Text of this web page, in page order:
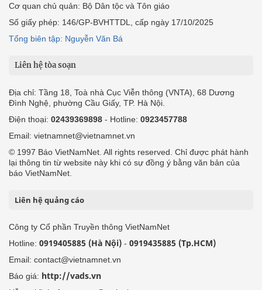
Cơ quan chủ quản: Bộ Dân tộc và Tôn giáo
Số giấy phép: 146/GP-BVHTTDL, cấp ngày 17/10/2025
Tổng biên tập: Nguyễn Văn Bá
Liên hệ tòa soạn
Địa chỉ: Tầng 18, Toà nhà Cục Viễn thông (VNTA), 68 Dương
Đình Nghệ, phường Cầu Giấy, TP. Hà Nội.
Điện thoại: 02439369898 - Hotline: 0923457788
Email: vietnamnet@vietnamnet.vn
© 1997 Báo VietNamNet. All rights reserved. Chỉ được phát hành
lại thông tin từ website này khi có sự đồng ý bằng văn bản của
báo VietNamNet.
Liên hệ quảng cáo
Công ty Cổ phần Truyền thông VietNamNet
Hotline: 0919405885 (Hà Nội) - 0919435885 (Tp.HCM)
Email: contact@vietnamnet.vn
Báo giá: http://vads.vn